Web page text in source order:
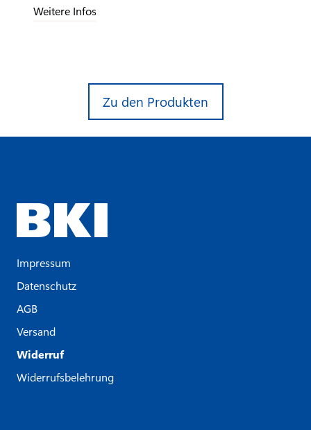
Weitere Infos
Zu den Produkten
Impressum
Datenschutz
AGB
Versand
Widerruf
Widerrufsbelehrung